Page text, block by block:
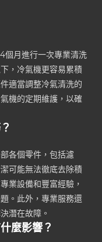
個月進行一次專業清洗
，冷氣機更容易累積
適當調整冷氣清洗的
機的定期維護，以確
各個零件，包括濾
可能無法徹底去除積
業設備和豐富經驗，
。此外，專業服務還
潛在故障。
麼影響？